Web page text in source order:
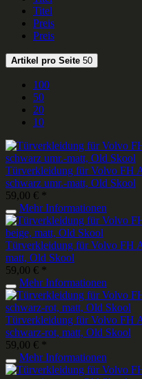
Titel
Preis
Preis
Artikel pro Seite 50
100
50
20
10
Türverkleidung für Volvo FH
schwarz umr.-matt, Old Skool
59,00 € *
Mehr Informationen
Türverkleidung für Volvo FH
matt, Old Skool
59,00 € *
Mehr Informationen
Türverkleidung für Volvo FH
schwarz-rot, matt, Old Skool
59,00 € *
Mehr Informationen